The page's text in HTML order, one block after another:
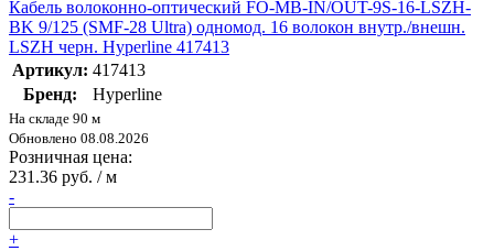
Кабель волоконно-оптический FO-MB-IN/OUT-9S-16-LSZH-
BK 9/125 (SMF-28 Ultra) одномод. 16 волокон внутр./внешн.
LSZH черн. Hyperline 417413
Артикул: 417413
Бренд:
Hyperline
На складе 90 м
Обновлено 08.08.2026
Розничная цена:
231.36 руб. / м
-
+